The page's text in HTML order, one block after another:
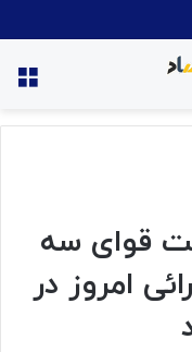
قوای سه
امروز در